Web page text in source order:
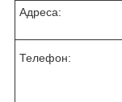
Адреса:
Телефон: